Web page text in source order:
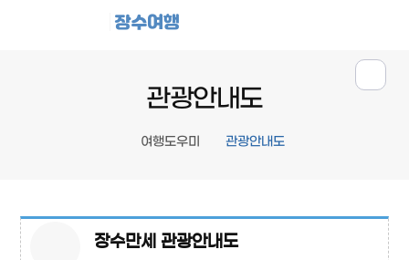
장수여행
관광안내도
여행도우미 관광안내도
장수만세 관광안내도